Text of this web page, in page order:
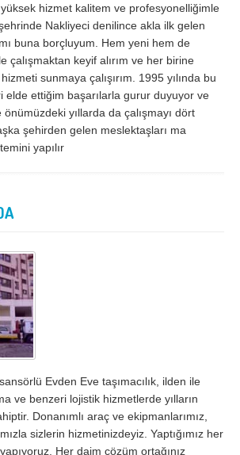
Karaman
Kastamonu
Kırşehir
Manisa
Mersin
Muş
Niğde
Osmaniye
Siirt
Sivas
yüksek hizmet kalitem ve profesyonelliğimle
şehrinde Nakliyeci denilince akla ilk gelen
buna borçluyum. Hem yeni hem de
çalışmaktan keyif alırım ve her birine
sunmaya çalışırım. 1995 yılında bu
elde ettiğim başarılarla gurur duyuyor ve
yıllarda da çalışmayı dört
şehirden gelen meslektaşları ma
yapılır
Evden Eve taşımacılık, ilden ile
ve benzeri lojistik hizmetlerde yılların
Donanımlı araç ve ekipmanlarımız,
sizlerin hizmetinizdeyiz. Yaptığımız her
Her daim çözüm ortağınız